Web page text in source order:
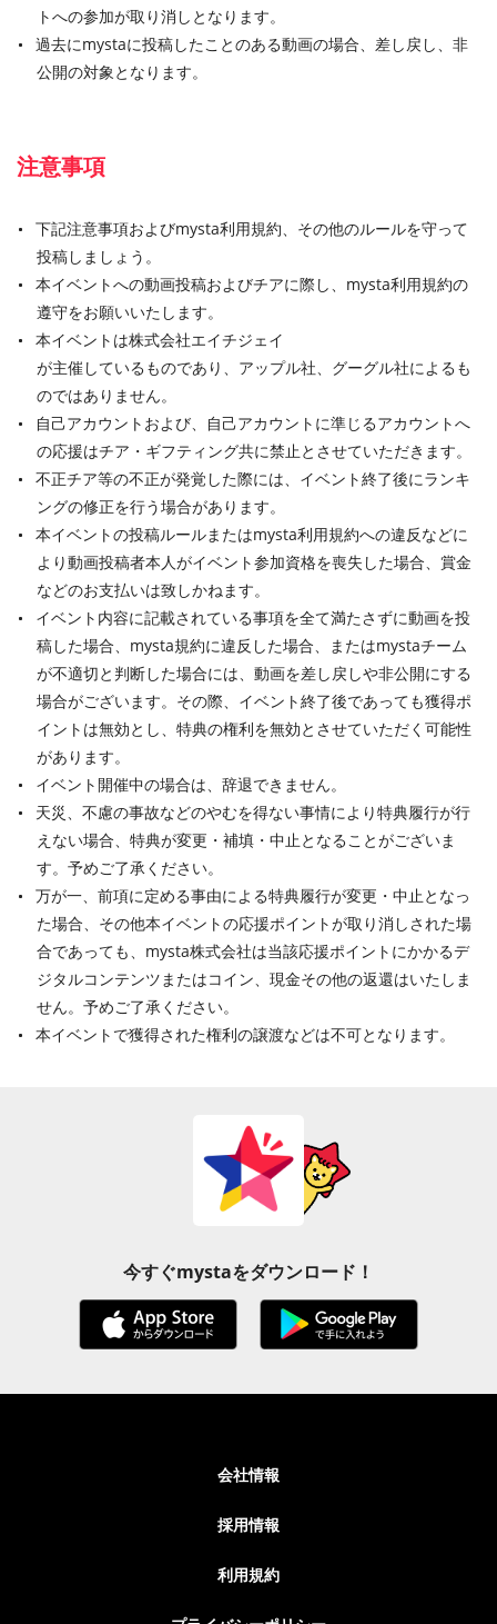
トへの参加が取り消しとなります。
過去にmystaに投稿したことのある動画の場合、差し戻し、非
公開の対象となります。
注意事項
下記注意事項およびmysta利用規約、その他のルールを守って
投稿しましょう。
本イベントへの動画投稿およびチアに際し、mysta利用規約の
遵守をお願いいたします。
本イベントは株式会社エイチジェイ
が主催しているものであり、アップル社、グーグル社によるも
のではありません。
自己アカウントおよび、自己アカウントに準じるアカウントへ
の応援はチア・ギフティング共に禁止とさせていただきます。
不正チア等の不正が発覚した際には、イベント終了後にランキ
ングの修正を行う場合があります。
本イベントの投稿ルールまたはmysta利用規約への違反などに
より動画投稿者本人がイベント参加資格を喪失した場合、賞金
などのお支払いは致しかねます。
イベント内容に記載されている事項を全て満たさずに動画を投
稿した場合、mysta規約に違反した場合、またはmystaチーム
が不適切と判断した場合には、動画を差し戻しや非公開にする
場合がございます。その際、イベント終了後であっても獲得ポ
イントは無効とし、特典の権利を無効とさせていただく可能性
があります。
イベント開催中の場合は、辞退できません。
天災、不慮の事故などのやむを得ない事情により特典履行が行
えない場合、特典が変更・補填・中止となることがございま
す。予めご了承ください。
万が一、前項に定める事由による特典履行が変更・中止となっ
た場合、その他本イベントの応援ポイントが取り消しされた場
合であっても、mysta株式会社は当該応援ポイントにかかるデ
ジタルコンテンツまたはコイン、現金その他の返還はいたしま
せん。予めご了承ください。
本イベントで獲得された権利の譲渡などは不可となります。
今すぐmystaをダウンロード！
会社情報
採用情報
利用規約